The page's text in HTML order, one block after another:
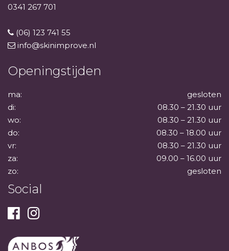
0341 267 701
(06) 123 741 55
info@skinimprove.nl
Openingstijden
ma:
gesloten
di:
08.30 – 21.30 uur
wo:
08.30 – 21.30 uur
do:
08.30 – 18.00 uur
vr:
08.30 – 21.30 uur
za:
09.00 – 16.00 uur
zo:
gesloten
Social